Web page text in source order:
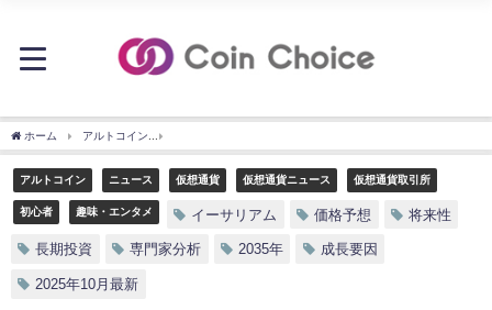
ホーム アルトコイン
アルトコイン ニュース 仮想通貨 仮想通貨ニュース 仮想通貨取引所
初心者 趣味・エンタメ イーサリアム 価格予想 将来性
長期投資 専門家分析 2035年 成長要因
2025年10月最新